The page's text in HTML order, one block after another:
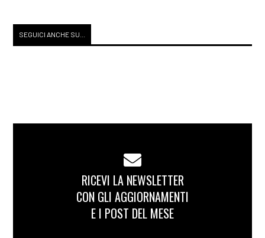
SEGUICI ANCHE SU...
RICEVI LA NEWSLETTER
CON GLI AGGIORNAMENTI
E I POST DEL MESE